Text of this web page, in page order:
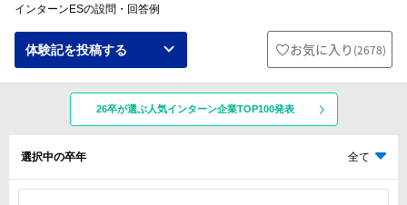
インターンESの設問・回答例
体験記を投稿する お気に入り (2678)
26卒が選ぶ人気インターン企業TOP100発表
選択中の卒年 全て